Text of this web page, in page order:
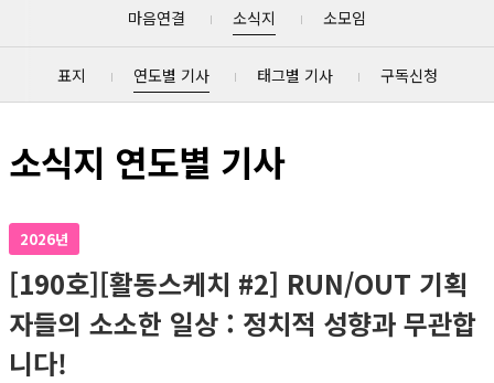
마음연결 소식지 소모임
표지 연도별 기사 태그별 기사 구독신청
소식지 연도별 기사
2026년
[190호][활동스케치 #2] RUN/OUT 기획
자들의 소소한 일상 : 정치적 성향과 무관합
니다!